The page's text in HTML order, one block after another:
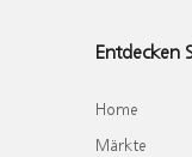
Entdecken
Home
Märkte